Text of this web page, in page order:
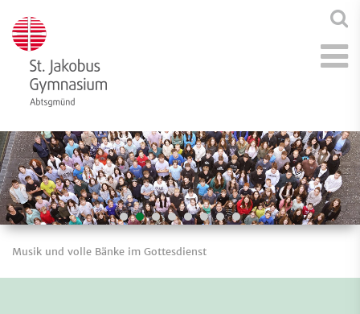
Musik und volle Bänke im Gottesdienst